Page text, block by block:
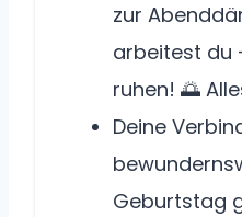
zur
arbeitest du
ruhen! 🌅
Deine
Geburtstag